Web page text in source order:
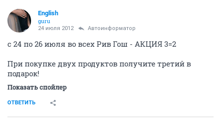
English
guru
24 июля 2012 Автоинформатор
с 24 по 26 июля во всех Рив Гош - АКЦИЯ 3=2
При покупке двух продуктов получите третий в
подарок!
Показать спойлер
ОТВЕТИТЬ